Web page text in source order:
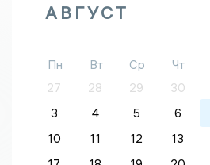
АВГУСТ
Пн Вт Ср Чт
27
28 29 30
3
4 5 6
10
11 12 13